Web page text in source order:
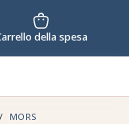
della spesa
MORS